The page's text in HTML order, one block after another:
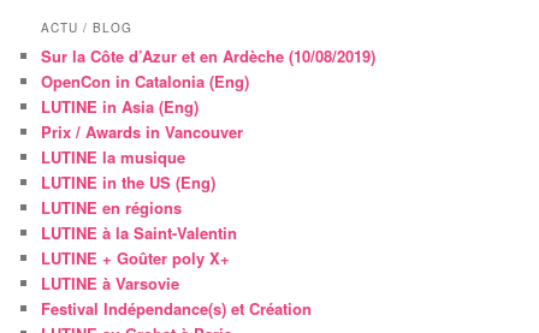
ACTU / BLOG
Sur la Côte d’Azur et en Ardèche (10/08/2019)
OpenCon in Catalonia (Eng)
LUTINE in Asia (Eng)
Prix / Awards in Vancouver
LUTINE la musique
LUTINE in the US (Eng)
LUTINE en régions
LUTINE à la Saint-Valentin
LUTINE + Goûter poly X+
LUTINE à Varsovie
Festival Indépendance(s) et Création